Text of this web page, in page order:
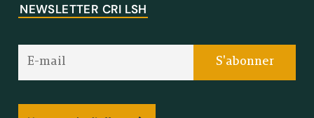
NEWSLETTER CRI LSH